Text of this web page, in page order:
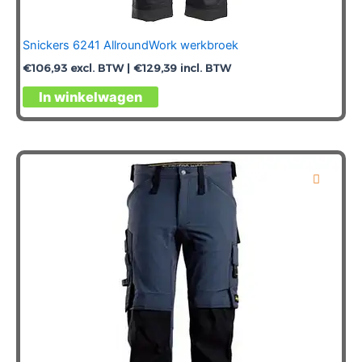
Snickers 6241 AllroundWork werkbroek
€106,93 excl. BTW | €129,39 incl. BTW
In winkelwagen
Dit
product
meerdere
variaties.
Deze
optie
kan
gekozen
worden
productpagina